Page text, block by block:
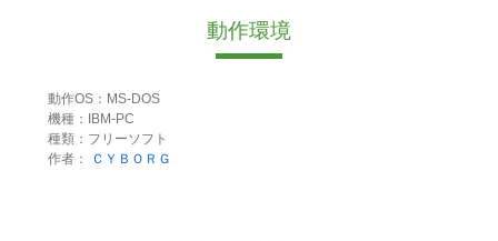
動作環境
動作OS：MS-DOS
機種：IBM-PC
種類：フリーソフト
作者：
ＣＹＢＯＲＧ